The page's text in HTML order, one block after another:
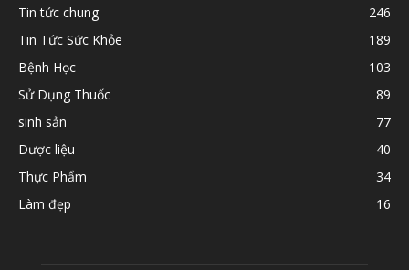
Tin tức chung
246
Tin Tức Sức Khỏe
189
Bệnh Học
103
Sử Dụng Thuốc
89
sinh sản
77
Dược liệu
40
Thực Phẩm
34
Làm đẹp
16